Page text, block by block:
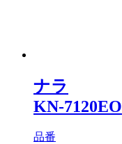
ナラ
KN-7120EO
品番